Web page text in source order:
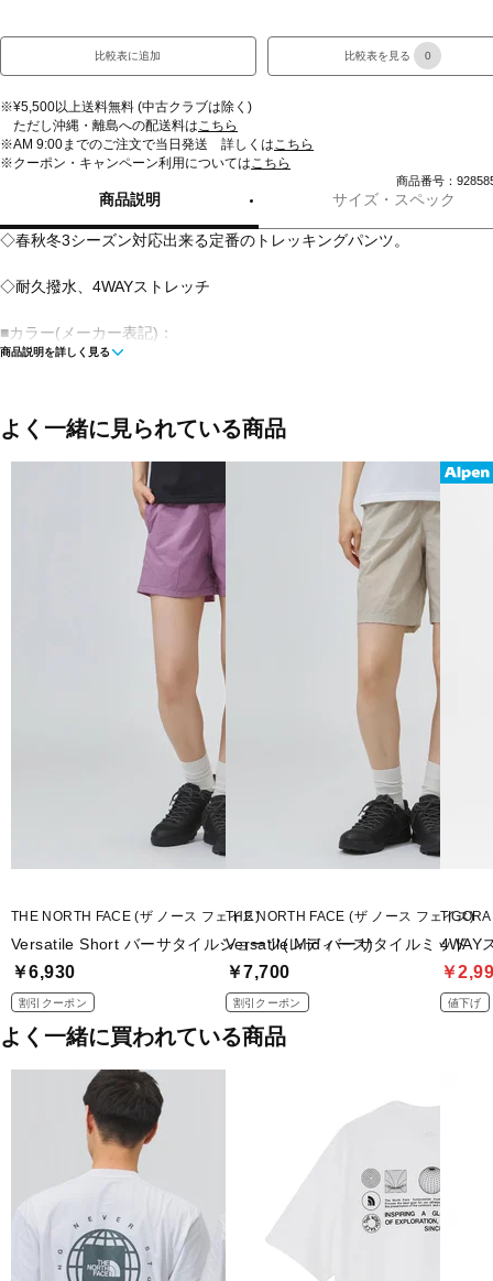
比較表に追加 比較表を見る 0
※¥5,500以上送料無料 (中古クラブは除く)
ただし沖縄・離島への配送料は こちら
※AM 9:00までのご注文で当日発送 詳しくは こちら
※クーポン・キャンペーン利用については こちら
商品番号：
商品説明 サイズ・スペック
◇春秋冬3シーズン対応出来る定番のトレッキングパンツ。
◇耐久撥水、4WAYストレッチ
■カラー(メーカー表記)：
ブラウン(DSH：Dachshund)
■素材：ナイロン90％、ポリウレタン10％
■生産国：ベトナム
■2023 Fall＆Winter モデル
※ブラウザやお使いのモニター環境により、掲載画像と実際の商品の
が若干異なる場合がございます。
■メーカー型番：TSFWP201
商品説明を詳しく見る
よく一緒に見られている商品
THE NORTH FACE (ザ ノース フェイス)
Versatile Short バーサタイルショーツ(レディース)
￥6,930
割引クーポン
THE NORTH FACE (ザ ノース フェイス)
Versatile Mid バーサタイルミッド
￥7,700
割引クーポン
4WAY
￥
値下げ
よく一緒に買われている商品